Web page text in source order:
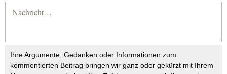
Ihre Argumente, Gedanken oder Informationen zum
kommentierten Beitrag bringen wir ganz oder gekürzt mit Ihrem